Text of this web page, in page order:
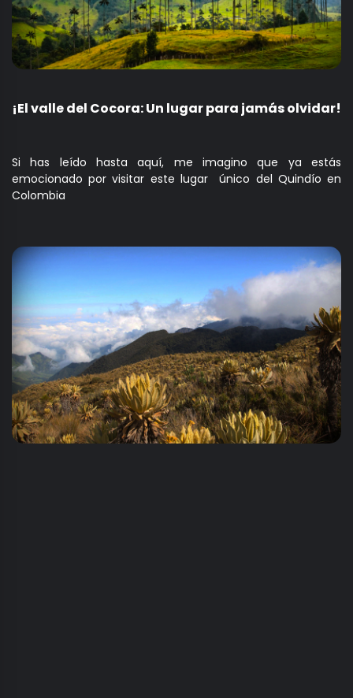
¡El valle del Cocora: Un lugar para jamás olvidar!
Si has leído hasta aquí, me imagino que ya estás
emocionado por visitar este lugar único del Quindío en
Colombia